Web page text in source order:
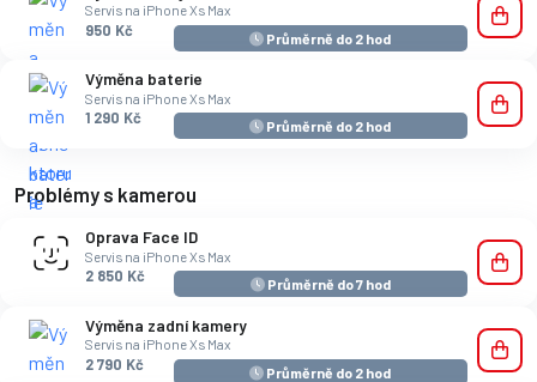
Servis na iPhone Xs Max
950 Kč
Průměrně do 2 hod
Výměna baterie
Servis na iPhone Xs Max
1 290 Kč
Průměrně do 2 hod
Problémy s kamerou
Oprava Face ID
Servis na iPhone Xs Max
2 850 Kč
Průměrně do 7 hod
Výměna zadní kamery
Servis na iPhone Xs Max
2 790 Kč
Průměrně do 2 hod